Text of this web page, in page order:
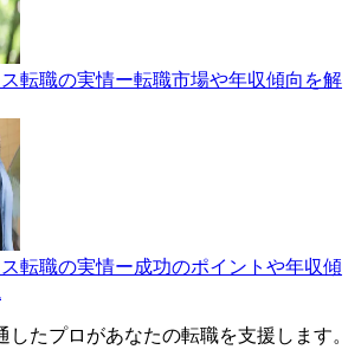
転職の実情ー転職市場や年収傾向を解
転職の実情ー成功のポイントや年収傾
したプロがあなたの転職を支援します。